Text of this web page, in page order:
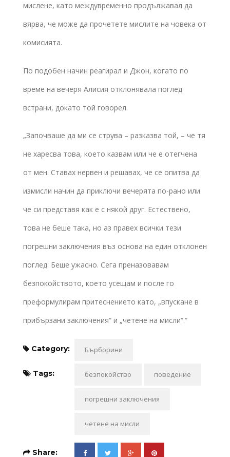
мислене, като междувременно продължавал да
вярва, че може да прочетете мислите на човека от
комисията.
По подобен начин реагирал и Джон, когато по
време на вечеря Алисия отклонявала поглед
встрани, докато той говорел.
„Започваше да ми се струва – разказва той, – че тя
не харесва това, което казвам или че е отегчена
от мен. Ставах нервен и решавах, че се опитва да
измисли начин да приключи вечерята по-рано или
че си представя как е с някой друг. Естествено,
това не беше така, но аз правех всички тези
погрешни заключения въз основа на един отклонен
поглед. Беше ужасно. Сега преназовавам
безпокойството, което усещам и после го
преформулирам притеснението като, „впускане в
прибързани заключения“ и „четене на мисли“.“
Category: Бърборини
Tags: безпокойство поведение
погрешни заключения
четене на мисли
Share: